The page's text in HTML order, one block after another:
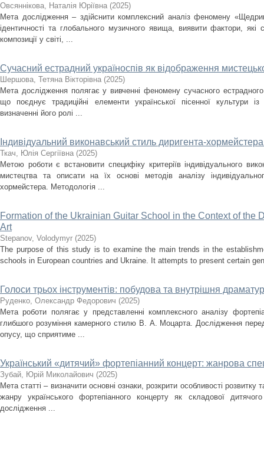
Овсяннікова, Наталія Юріївна (2025)
Мета дослідження – здійснити комплексний аналіз феномену
ідентичності та глобального музичного явища, виявити фактори,
композиції у світі, ...
Сучасний естрадний україноспів як відображення
Шершова, Тетяна Вікторівна (2025)
Мета дослідження полягає у вивченні феномену сучасного
що поєднує традиційні елементи української пісенної культури
визначенні його ролі ...
Індивідуальний виконавський стиль диригента-
Ткач, Юлія Сергіївна (2025)
Метою роботи є встановити специфіку критеріїв індивідуального
мистецтва та описати на їх основі методів аналізу
хормейстера. Методологія ...
Formation of the Ukrainian Guitar School in the Context of the
Art
Stepanov, Volodymyr (2025)
The purpose of this study is to examine the main trends in the
schools in European countries and Ukraine. It attempts to present certain
Голоси трьох інструментів: побудова та внутрішня
Руденко, Олександр Федорович (2025)
Мета роботи полягає у представленні комплексного аналізу
глибшого розуміння камерного стилю В. А. Моцарта. Дослідження
опусу, що сприятиме ...
Український «дитячий» фортепіанний концерт: жанрова
Зубай, Юрій Миколайович (2025)
Мета статті – визначити основні ознаки, розкрити особливості
жанру українського фортепіанного концерту як складової
дослідження ...